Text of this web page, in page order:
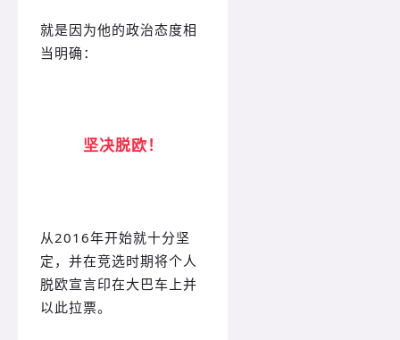
就是因为他的政治态度相
当明确：
坚决脱欧！
从2016年开始就十分坚
定，并在竞选时期将个人
脱欧宣言印在大巴车上并
以此拉票。